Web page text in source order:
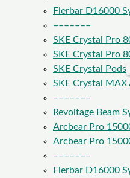
Flerbar D16000
–––––––
SKE Crystal Pro
SKE Crystal Pro
SKE Crystal Pods
SKE Crystal MAX
–––––––
Revoltage Beam
Arcbear Pro
Arcbear Pro
–––––––
Flerbar D16000